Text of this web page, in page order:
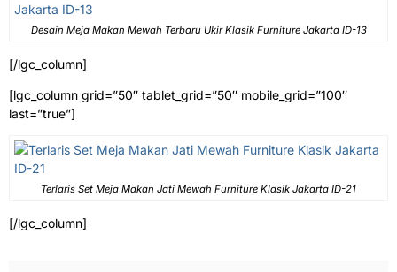
Desain Meja Makan Mewah Terbaru Ukir Klasik Furniture Jakarta ID-13
[/lgc_column]
[lgc_column grid=”50″ tablet_grid=”50″ mobile_grid=”100″
last=”true”]
Terlaris Set Meja Makan Jati Mewah Furniture Klasik Jakarta ID-21
[/lgc_column]